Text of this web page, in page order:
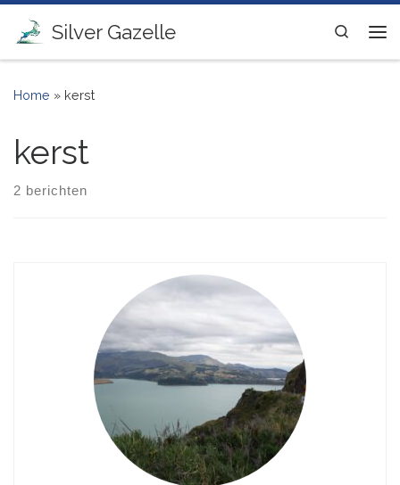
Ga naar inhoud
Silver Gazelle
Search
Home » kerst
kerst
2 berichten